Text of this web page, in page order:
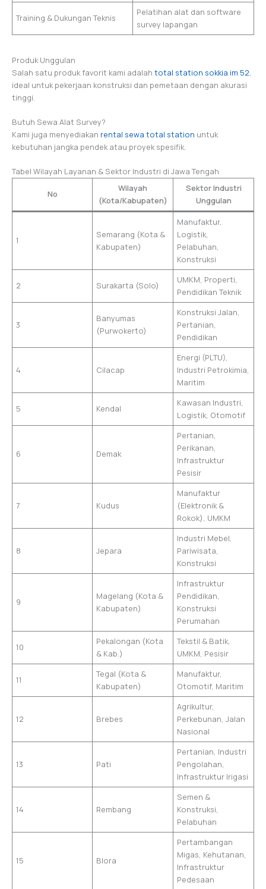
Training & Dukungan Teknis
Pelatihan alat dan software
survey lapangan
Produk Unggulan
Salah satu produk favorit kami adalah total station sokkia im 52
ideal untuk pekerjaan konstruksi dan pemetaan dengan akurasi
tinggi.
Butuh Sewa Alat Survey?
Kami juga menyediakan rental sewa total station untuk
kebutuhan jangka pendek atau proyek spesifik.
Tabel Wilayah Layanan & Sektor Industri di Jawa Tengah
No
Wilayah
(Kota/Kabupaten)
Sektor Industri
Unggulan
1
Semarang (Kota &
Kabupaten)
Manufaktur,
Logistik,
Pelabuhan,
Konstruksi
2 Surakarta (Solo)
UMKM, Properti,
Pendidikan Teknik
3
Banyumas
(Purwokerto)
Konstruksi Jalan,
Pertanian,
Pendidikan
4 Cilacap
Energi (PLTU),
Industri Petrokimia,
Maritim
5 Kendal
Kawasan Industri,
Logistik, Otomotif
6 Demak
Pertanian,
Perikanan,
Infrastruktur
Pesisir
7 Kudus
Manufaktur
(Elektronik &
Rokok), UMKM
8 Jepara
Industri Mebel,
Pariwisata,
Konstruksi
9
Magelang (Kota &
Kabupaten)
Infrastruktur
Pendidikan,
Konstruksi
Perumahan
10
Pekalongan (Kota
& Kab.)
Tekstil & Batik,
UMKM, Pesisir
11
Tegal (Kota &
Kabupaten)
Manufaktur,
Otomotif, Maritim
12 Brebes
Agrikultur,
Perkebunan, Jalan
Nasional
13 Pati
Pertanian, Industri
Pengolahan,
Infrastruktur Irigasi
14 Rembang
Semen &
Konstruksi,
Pelabuhan
15 Blora
Pertambangan
Migas, Kehutanan,
Infrastruktur
Pedesaan